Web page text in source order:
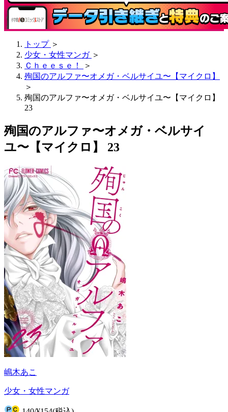
トップ ＞
少女・女性マンガ ＞
Ｃｈｅｅｓｅ！
＞
殉国のアルファ〜オメガ・ベルサイユ〜【マイクロ】
＞
殉国のアルファ〜オメガ・ベルサイユ〜【マイクロ】
23
殉国のアルファ〜オメガ・ベルサイ
ユ〜【マイクロ】 23
嶋木あこ
少女・女性マンガ